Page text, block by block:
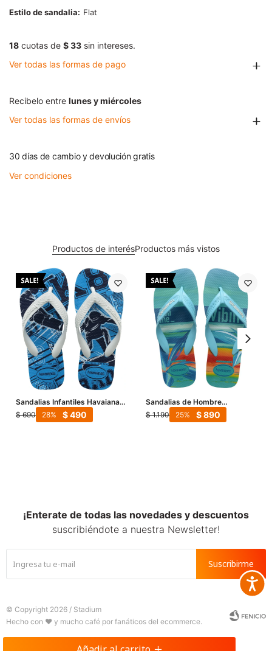
Estilo de sandalia
Flat
18 cuotas de $ 33 sin intereses.
Ver todas las formas de pago
Recibelo entre lunes y miércoles
Ver todas las formas de envíos
30 días de cambio y devolución gratis
Ver condiciones
Productos de interésProductos más vistos
Sandalias Infantiles Havaianas
Kids Athletic - Turquesa
$ 690 $490
28
Sandalias de Hombre
Havaianas Havaiana Surf - Azul
$ 1.190 $890
25
¡Enterate de todas las novedades y descuentos
suscribiéndote a nuestra Newsletter!
Suscribirme
© Copyright 2026 / Stadium